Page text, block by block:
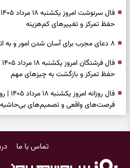
حفظ تمرکز و تغییرهای کم‌هزینه
۸ دعای مجرب برای آسان شدن امور و به اتمام رساندن کار‌ها
حفظ تمرکز و بازگشت به چیزهای مهم
فال
فرصت‌های واقعی و تصمیم‌های بی‌حاشیه
تماس با ما